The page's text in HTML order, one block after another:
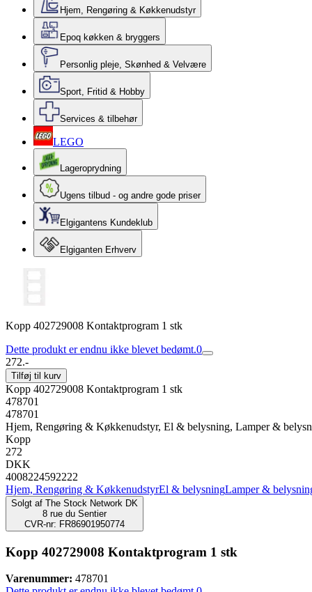
Hjem, Rengøring & Køkkenudstyr
Epoq køkken & bryggers
Personlig pleje, Skønhed & Velvære
Sport, Fritid & Hobby
Services & tilbehør
LEGO
Lageroprydning
Ugens tilbud - og andre gode priser
Elgigantens Kundeklub
Elgiganten Erhverv
Kopp 402729008 Kontaktprogram 1 stk
Dette produkt er endnu ikke blevet bedømt.0
272.-
Tilføj til kurv
Kopp 402729008 Kontaktprogram 1 stk
478701
478701
Hjem, Rengøring & Køkkenudstyr, El & belysning, Lamper &
Kopp
272
DKK
4008224592222
Hjem, Rengøring & KøkkenudstyrEl & belysningLamper &
Solgt af The Stock Network DK
8 rue du Sentier
CVR-nr: FR86901950774
Kopp 402729008 Kontaktprogram 1 stk
Varenummer: 478701